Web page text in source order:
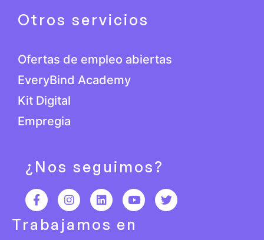
Otros servicios
Ofertas de empleo abiertas
EveryBind Academy
Kit Digital
Empregia
¿Nos seguimos?
Trabajamos en